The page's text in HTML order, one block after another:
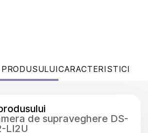
CARACTERISTICI
de supraveghere DS-
LI2U